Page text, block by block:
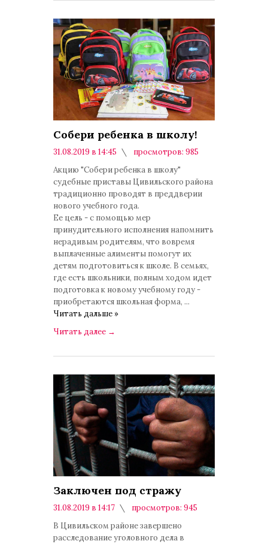
Собери ребенка в школу!
31.08.2019 в 14:45
просмотров: 985
комментариев: 0
Акцию "Собери ребенка в школу"
судебные приставы Цивильского района
традиционно проводят в преддверии
нового учебного года.
Ее цель - с помощью мер
принудительного исполнения напомнить
нерадивым родителям, что вовремя
выплаченные алименты помогут их
детям подготовиться к школе. В семьях,
где есть школьники, полным ходом идет
подготовка к новому учебному году -
приобретаются школьная форма, ...
Читать дальше »
Читать далее →
Заключен под стражу
31.08.2019 в 14:17
просмотров: 945
В Цивильском районе завершено
расследование уголовного дела в